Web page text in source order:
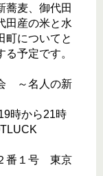
蕎麦、御代田
田産の米と水
町についてと
予定です。
～名人の新
時から21時
１号 東京